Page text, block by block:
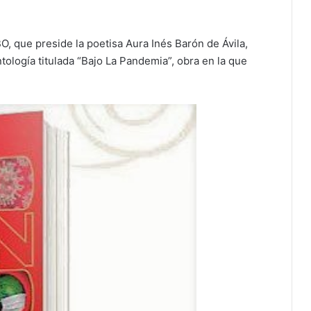
que preside la poetisa Aura Inés Barón de Ávila,
titulada “Bajo La Pandemia”, obra en la que